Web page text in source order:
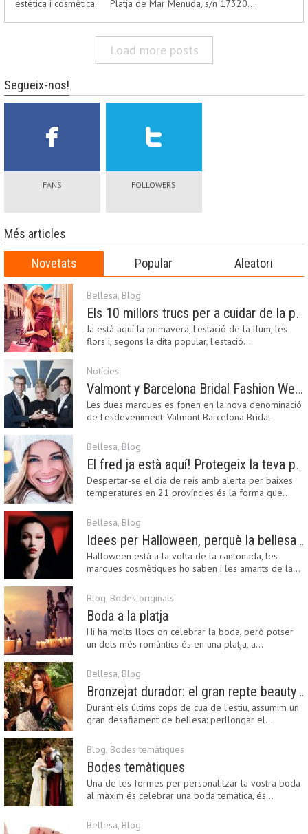
estètica i cosmètica. Platja de Mar Menuda, s/n 17320…
Load more posts
Segueix-nos!
FANS FOLLOWERS
Més articles
Novetats Popular Aleatori
Bellesa, Blog
Els 10 millors trucs per a cuidar de la pell a la primavera
Ja està aquí la primavera, l'estació de la llum, les
flors i, segons la dita popular, l'estació…
Notícies
Valmont y Barcelona Bridal Fashion Week s’uneixen per donar impuls a la creativitat, la innovació i el disseny de la moda nupcial
Les dues marques es fonen en la nova denominació
de l'esdeveniment: Valmont Barcelona Bridal
Bellesa, Blog
El fred ja està aquí! Protegeix la teva pell amb els nostres consells i propostes
Despertar-se el dia de reis amb alerta per baixes
temperatures en 21 províncies és la forma que…
Bellesa, Blog
Idees per Halloween, perquè la bellesa pot ser terrorífica
Halloween està a la volta de la cantonada, les
marques cosmètiques ho saben i les amants de la…
Blog, Bodes originals
Boda a la platja
Hi ha molts llocs on celebrar la boda, però potser
un dels més romàntics és en una platja, a…
Bellesa, Blog
Bronzejat durador: el gran repte beauty del final de l’estiu
Durant els últims cops de cua de l'estiu, assumim un
gran desafiament de bellesa: perllongar el…
Blog, Bodes temàtiques
Bodes temàtiques
Una de les formes per personalitzar la vostra boda
al màxim és celebrar una boda temàtica, és…
Bellesa, Blog